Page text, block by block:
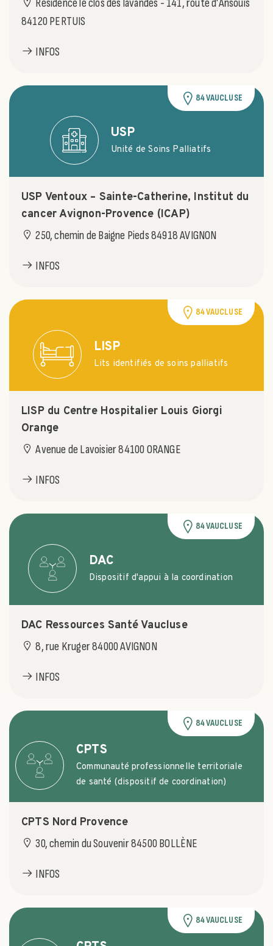
Résidence le clos des lavandes - 141, route d'Ansouis
84120 PERTUIS
INFOS
USP
Unité de Soins Palliatifs
84 VAUCLUSE
USP Ventoux – Sainte-Catherine, Institut du
cancer Avignon-Provence (ICAP)
250, chemin de Baigne Pieds 84918 AVIGNON
INFOS
LISP
Lits identifiés de soins palliatifs
84 VAUCLUSE
LISP du Centre Hospitalier Louis Giorgi
Orange
Avenue de Lavoisier 84100 ORANGE
INFOS
DAC
Dispositif d'appui à la coordination
84 VAUCLUSE
DAC Ressources Santé Vaucluse
8, rue Kruger 84000 AVIGNON
INFOS
CPTS
Communauté professionnelle territoriale
de santé (dispositif de coordination)
84 VAUCLUSE
CPTS Nord Provence
30, chemin du Souvenir 84500 BOLLÈNE
INFOS
84 VAUCLUSE